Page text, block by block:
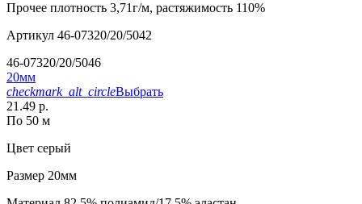
Прочее плотность 3,71г/м, растяжимость 110%
Артикул 46-07320/20/5042
46-07320/20/5046
20мм
checkmark_alt_circleВыбрать
21.49 р.
По 50 м
Цвет серый
Размер 20мм